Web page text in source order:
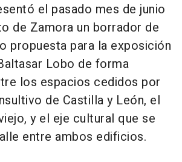
el pasado mes de junio
de Zamora un borrador de
propuesta para la exposición
Lobo de forma
los espacios cedidos por
de Castilla y León, el
y el eje cultural que se
entre ambos edificios.